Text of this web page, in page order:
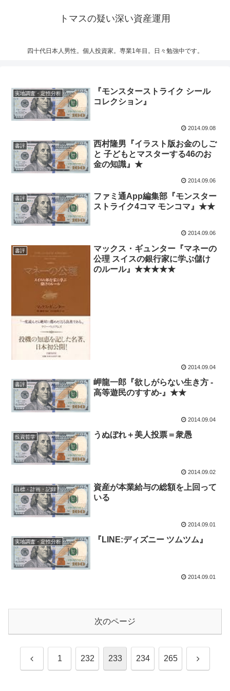
トマスの疑い深い資産運用
四十代日本人男性。個人投資家。専業1年目。日々勉強中です。
実地調査・定性分析
『モンスターストライク シール
コレクション』
2014.09.08
書評
西村隆男『イラスト版お金のしご
と 子どもとマスターする46のお
金の知識』★
2014.09.06
書評
ファミ通App編集部『モンスター
ストライク4コマ モンコマ』★★
2014.09.06
書評
マックス・ギュンター『マネーの
公理 スイスの銀行家に学ぶ儲け
のルール』★★★★★
2014.09.04
書評
岬龍一郎『欲しがらない生き方 -
高等遊民のすすめ-』★★
2014.09.04
投資哲学 うぬぼれ＋美人投票＝衆愚
2014.09.02
目標・計画・記録
資産が本業給与の総額を上回って
いる
2014.09.01
実地調査・定性分析 『LINE:ディズニー ツムツム』
2014.09.01
次のページ
前 1 232 233 234 265 次